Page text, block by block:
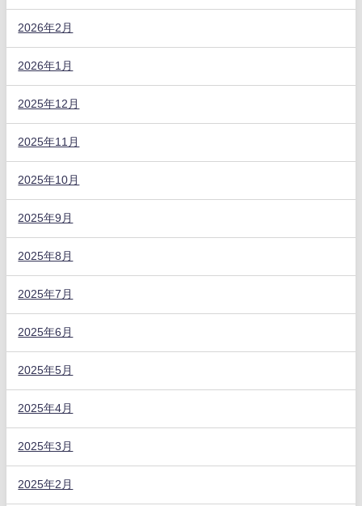
2026年2月
2026年1月
2025年12月
2025年11月
2025年10月
2025年9月
2025年8月
2025年7月
2025年6月
2025年5月
2025年4月
2025年3月
2025年2月